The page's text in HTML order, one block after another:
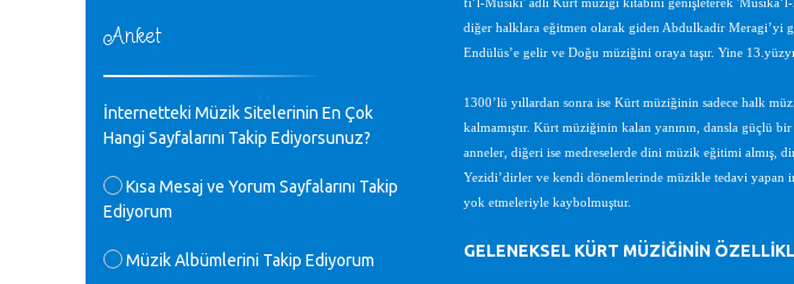
Gülşah Sargın Kaptaş - 28.10.2023
♪
Mavi Nota - 07.02.2023
♪
30 yıl sonra karşılaşmak çok güzel
Kurtuluş, teveccüh etmişsin çok
verirsen sevinirim, selamlar, sevgiler.
Anket
İnternetteki Müzik Sitelerinin En Çok
Hangi Sayfalarını Takip Ediyorsunuz?
Kısa Mesaj ve Yorum Sayfalarını Takip
Ediyorum
Müzik Albümlerini Takip Ediyorum
fi’l-Musikî' adlı Kürt müziği kitabını genişleterek 'Musika’l-
diğer halklara eğitmen olarak giden Abdulkadir Meragi’yi
Endülüs’e gelir ve Doğu müziğini oraya taşır. Yine
1300’lü yıllardan sonra ise Kürt müziğinin sadece halk
kalmamıştır. Kürt müziğinin kalan yanının, dansla güçlü
anneler, diğeri ise medreselerde dini müzik eğitimi almış,
Yezidi’dirler ve kendi dönemlerinde müzikle tedavi yapan
yok etmeleriyle kaybolmuştur.
GELENEKSEL KÜRT MÜZİĞİNİN